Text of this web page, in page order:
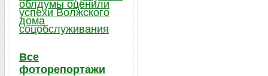
облдумы оценили
успехи Волжского
дома
соцобслуживания
Все
фоторепортажи